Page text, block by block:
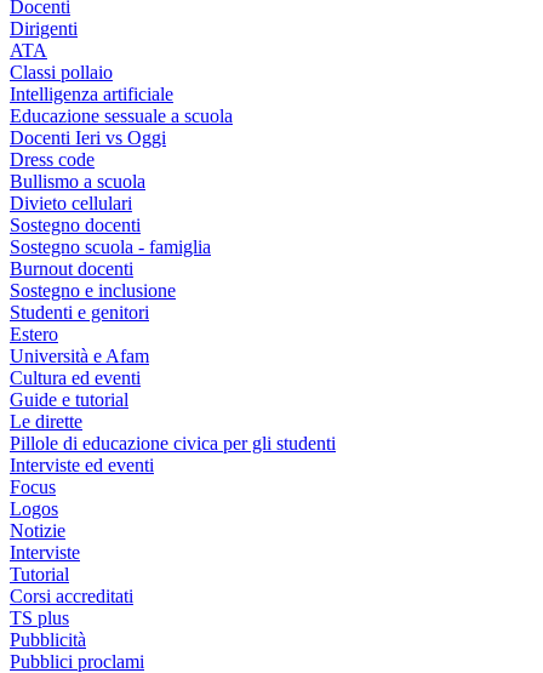
Docenti
Dirigenti
ATA
Classi pollaio
Intelligenza artificiale
Educazione sessuale a scuola
Docenti Ieri vs Oggi
Dress code
Bullismo a scuola
Divieto cellulari
Sostegno docenti
Sostegno scuola - famiglia
Burnout docenti
Sostegno e inclusione
Studenti e genitori
Estero
Università e Afam
Cultura ed eventi
Guide e tutorial
Le dirette
Pillole di educazione civica per gli studenti
Interviste ed eventi
Focus
Logos
Notizie
Interviste
Tutorial
Corsi accreditati
TS plus
Pubblicità
Pubblici proclami